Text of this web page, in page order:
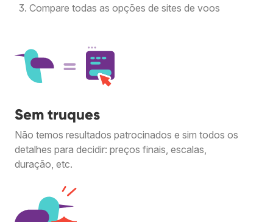
Compare todas as opções de sites de voos
Sem truques
Não temos resultados patrocinados e sim todos os
detalhes para decidir: preços finais, escalas,
duração, etc.